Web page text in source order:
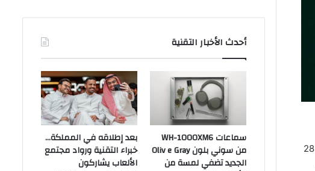
المظالم وإدارتها، وتيسير الأعمال بين دوائره وإداراته، وتجويد نواتجه القضائية والتنظيمية، حيث حدد ديوان المظالم يوم الأحد 28
أحدث الأخبار التقنية
سماعات WH-1000XM6
من سوني بلون Oliv e Gray
الجديد تضفي لمسة من
بعد إطلاقه في المملكة…
خبراء التقنية ورواد مجتمع
الألعاب يشاركون